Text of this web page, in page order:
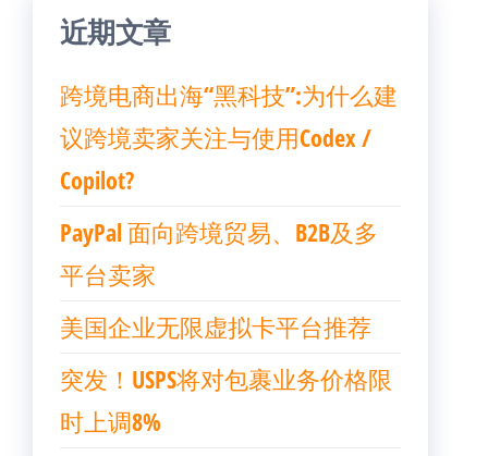
近期文章
跨境电商出海“黑科技”:为什么建
议跨境卖家关注与使用Codex /
Copilot?
PayPal 面向跨境贸易、B2B及多
平台卖家
美国企业无限虚拟卡平台推荐
突发！USPS将对包裹业务价格限
时上调8%